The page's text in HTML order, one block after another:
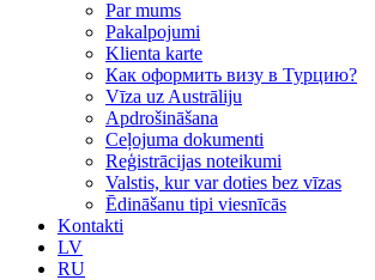
Par mums
Рakalpojumi
Klienta karte
Как оформить визу в Турцию?
Vīza uz Austrāliju
Apdrošināšana
Ceļojuma dokumenti
Reģistrācijas noteikumi
Valstis, kur var doties bez vīzas
Ēdināšanu tipi viesnīcās
Kontakti
LV
RU